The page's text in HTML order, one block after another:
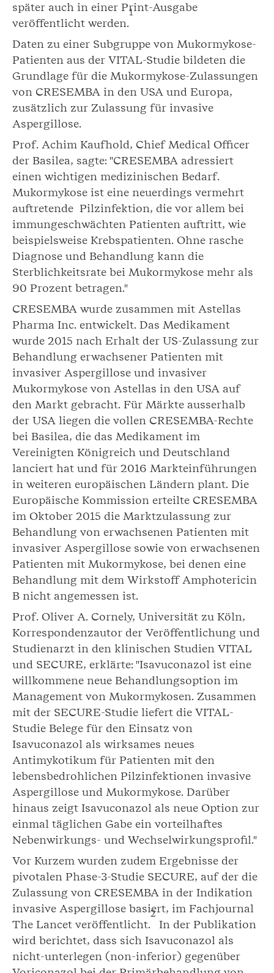
später auch in einer Print-Ausgabe
veröffentlicht werden.
1
Daten zu einer Subgruppe von Mukormykose-
Patienten aus der VITAL-Studie bildeten die
Grundlage für die Mukormykose-Zulassungen
von CRESEMBA in den USA und Europa,
zusätzlich zur Zulassung für invasive
Aspergillose.
Prof. Achim Kaufhold, Chief Medical Officer
der Basilea, sagte: "CRESEMBA adressiert
einen wichtigen medizinischen Bedarf.
Mukormykose ist eine neuerdings vermehrt
auftretende Pilzinfektion, die vor allem bei
immungeschwächten Patienten auftritt, wie
beispielsweise Krebspatienten. Ohne rasche
Diagnose und Behandlung kann die
Sterblichkeitsrate bei Mukormykose mehr als
90 Prozent betragen."
CRESEMBA wurde zusammen mit Astellas
Pharma Inc. entwickelt. Das Medikament
wurde 2015 nach Erhalt der US-Zulassung zur
Behandlung erwachsener Patienten mit
invasiver Aspergillose und invasiver
Mukormykose von Astellas in den USA auf
den Markt gebracht. Für Märkte ausserhalb
der USA liegen die vollen CRESEMBA-Rechte
bei Basilea, die das Medikament im
Vereinigten Königreich und Deutschland
lanciert hat und für 2016 Markteinführungen
in weiteren europäischen Ländern plant. Die
Europäische Kommission erteilte CRESEMBA
im Oktober 2015 die Marktzulassung zur
Behandlung von erwachsenen Patienten mit
invasiver Aspergillose sowie von erwachsenen
Patienten mit Mukormykose, bei denen eine
Behandlung mit dem Wirkstoff Amphotericin
B nicht angemessen ist.
Prof. Oliver A. Cornely, Universität zu Köln,
Korrespondenzautor der Veröffentlichung und
Studienarzt in den klinischen Studien VITAL
und SECURE, erklärte: "Isavuconazol ist eine
willkommene neue Behandlungsoption im
Management von Mukormykosen. Zusammen
mit der SECURE-Studie liefert die VITAL-
Studie Belege für den Einsatz von
Isavuconazol als wirksames neues
Antimykotikum für Patienten mit den
lebensbedrohlichen Pilzinfektionen invasive
Aspergillose und Mukormykose. Darüber
hinaus zeigt Isavuconazol als neue Option zur
einmal täglichen Gabe ein vorteilhaftes
Nebenwirkungs- und Wechselwirkungsprofil."
Vor Kurzem wurden zudem Ergebnisse der
pivotalen Phase-3-Studie SECURE, auf der die
Zulassung von CRESEMBA in der Indikation
invasive Aspergillose basiert, im Fachjournal
The Lancet veröffentlicht.
2
In der Publikation
wird berichtet, dass sich Isavuconazol als
nicht-unterlegen (non-inferior) gegenüber